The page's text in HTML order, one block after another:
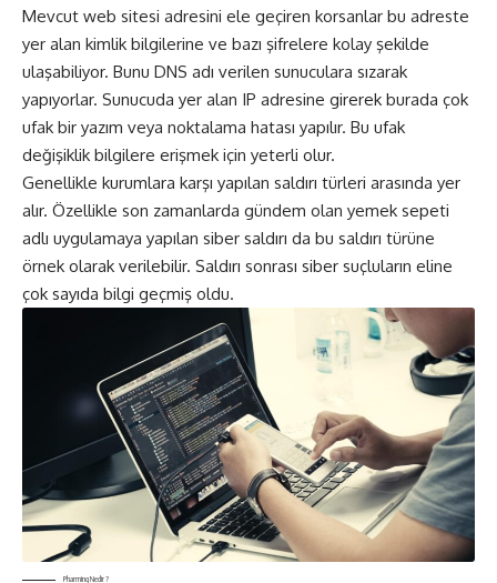
Mevcut web sitesi adresini ele geçiren korsanlar bu adreste
yer alan kimlik bilgilerine ve bazı şifrelere kolay şekilde
ulaşabiliyor. Bunu DNS adı verilen sunuculara sızarak
yapıyorlar. Sunucuda yer alan IP adresine girerek burada çok
ufak bir yazım veya noktalama hatası yapılır. Bu ufak
değişiklik bilgilere erişmek için yeterli olur.
Genellikle kurumlara karşı yapılan saldırı türleri arasında yer
alır. Özellikle son zamanlarda gündem olan yemek sepeti
adlı uygulamaya yapılan siber saldırı da bu saldırı türüne
örnek olarak verilebilir. Saldırı sonrası siber suçluların eline
çok sayıda bilgi geçmiş oldu.
Pharming Nedir ?